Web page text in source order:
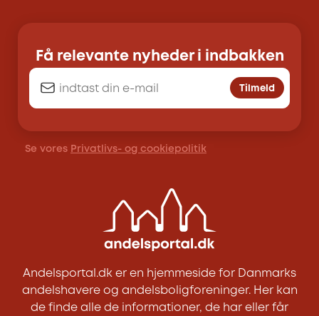
Få relevante nyheder i indbakken
Tilmeld
Se vores Privatlivs- og cookiepolitik
Andelsportal.dk er en hjemmeside for Danmarks
andelshavere og andelsboligforeninger. Her kan
de finde alle de informationer, de har eller får